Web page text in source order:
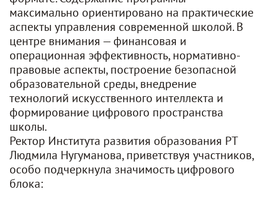
максимально ориентировано на практические
аспекты управления современной школой. В
центре внимания — финансовая и
операционная эффективность, нормативно-
правовые аспекты, построение безопасной
образовательной среды, внедрение
технологий искусственного интеллекта и
формирование цифрового пространства
школы.
Ректор Института развития образования РТ
Людмила Нугуманова, приветствуя участников,
особо подчеркнула значимость цифрового
блока: